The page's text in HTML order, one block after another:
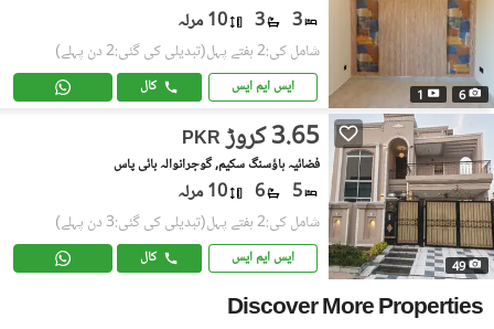
6
1
3
3 10 مرلہ
شامل کی:2 ہفتے پہل (تبدیلی کی گئی:2 دن پہلے)
ایس ایم ایس کال
49
PKR 3.65 کروڑ
فضائیہ ہاؤسنگ سکیم, گوجرانوالہ بائی پاس
5
6 10 مرلہ
شامل کی:2 ہفتے پہل (تبدیلی کی گئی:3 دن پہلے)
ایس ایم ایس کال
Discover More Properties